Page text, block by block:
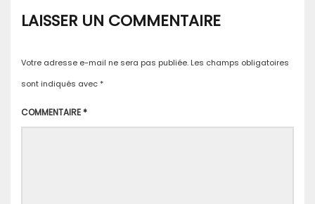
LAISSER UN COMMENTAIRE
Votre adresse e-mail ne sera pas publiée. Les champs obligatoires
sont indiqués avec *
COMMENTAIRE*